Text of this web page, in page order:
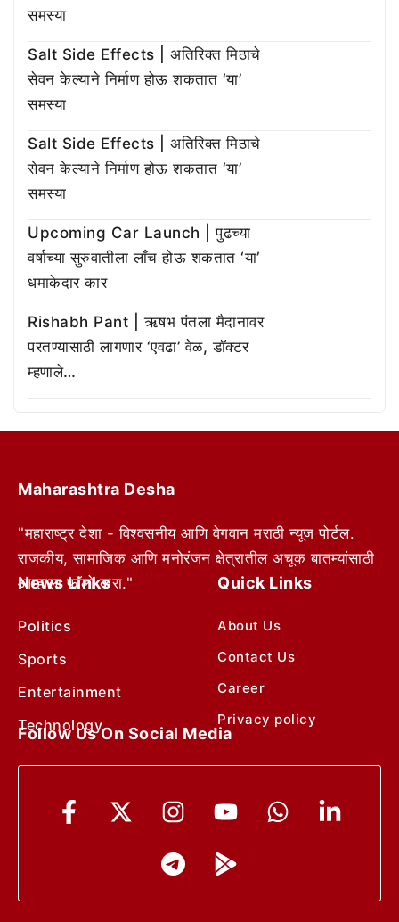
समस्या
Salt Side Effects | अतिरिक्त मिठाचे
सेवन केल्याने निर्माण होऊ शकतात ‘या’
समस्या
Salt Side Effects | अतिरिक्त मिठाचे
सेवन केल्याने निर्माण होऊ शकतात ‘या’
समस्या
Upcoming Car Launch | पुढच्या
वर्षाच्या सुरुवातीला लाँच होऊ शकतात ‘या’
धमाकेदार कार
Rishabh Pant | ऋषभ पंतला मैदानावर
परतण्यासाठी लागणार ‘एवढा’ वेळ, डॉक्टर
म्हणाले…
Maharashtra Desha
"महाराष्ट्र देशा - विश्वसनीय आणि वेगवान मराठी न्यूज पोर्टल.
राजकीय, सामाजिक आणि मनोरंजन क्षेत्रातील अचूक बातम्यांसाठी
आम्हाला फॉलो करा."
News Links
Politics
Sports
Entertainment
Technology
Quick Links
About Us
Contact Us
Career
Privacy policy
Follow Us On Social Media